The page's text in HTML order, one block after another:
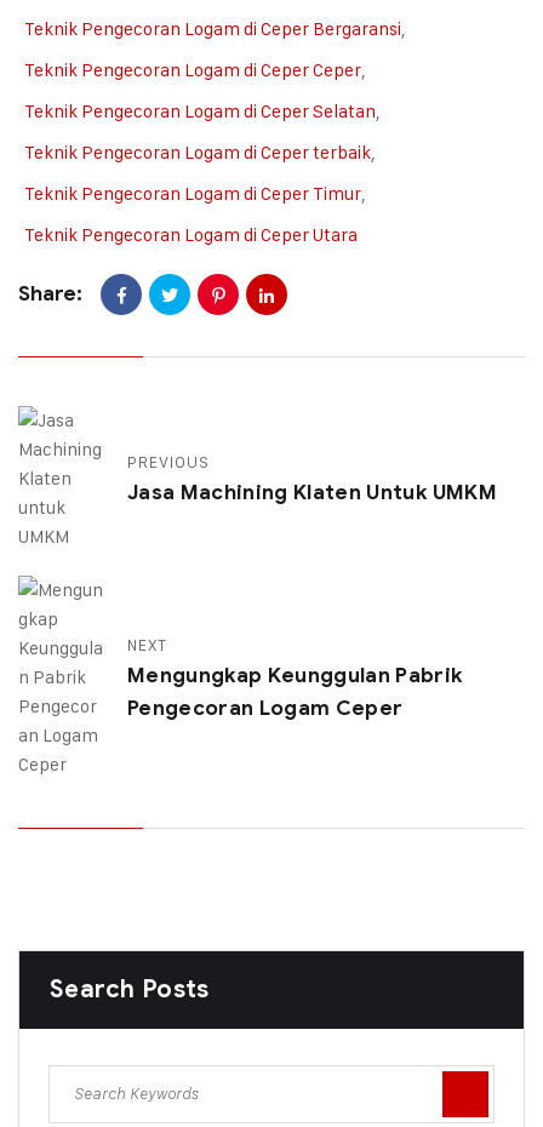
Teknik Pengecoran Logam di Ceper Bergaransi
Teknik Pengecoran Logam di Ceper Ceper
Teknik Pengecoran Logam di Ceper Selatan
Teknik Pengecoran Logam di Ceper terbaik
Teknik Pengecoran Logam di Ceper Timur
Teknik Pengecoran Logam di Ceper Utara
Share:
PREVIOUS
Jasa Machining Klaten Untuk UMKM
NEXT
Mengungkap Keunggulan Pabrik
Pengecoran Logam Ceper
Search Posts